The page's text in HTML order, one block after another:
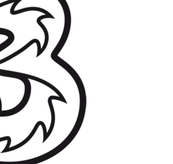
Termin buchen